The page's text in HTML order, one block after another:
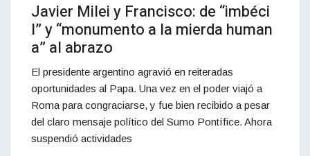
Javier Milei y Francisco: de “imbéci
l” y “monumento a la mierda human
a” al abrazo
El presidente argentino agravió en reiteradas
oportunidades al Papa. Una vez en el poder viajó a
Roma para congraciarse, y fue bien recibido a pesar
del claro mensaje político del Sumo Pontífice. Ahora
suspendió actividades